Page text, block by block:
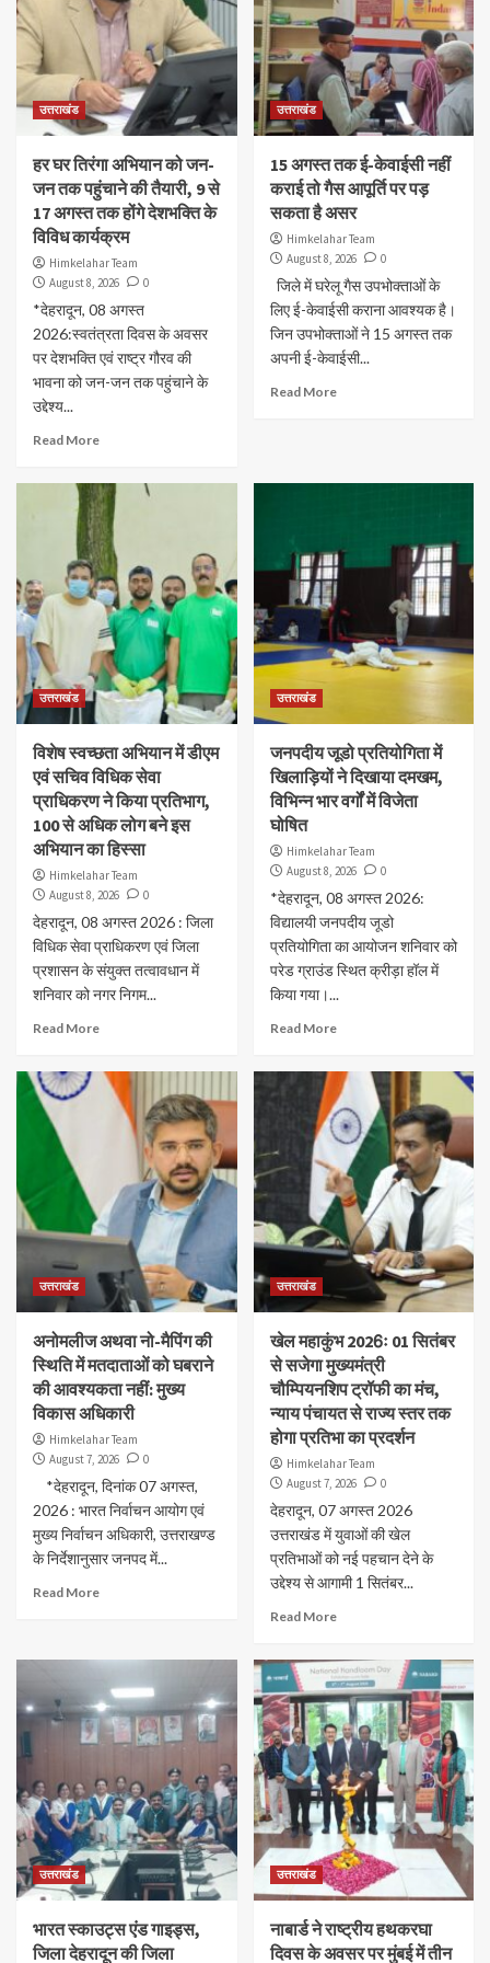
उत्तराखंड
हर घर तिरंगा अभियान को जन-
जन तक पहुंचाने की तैयारी, 9 से
17 अगस्त तक होंगे देशभक्ति के
विविध कार्यक्रम
Himkelahar Team
August 8, 2026
0
*देहरादून, 08 अगस्त
2026:स्वतंत्रता दिवस के अवसर
पर देशभक्ति एवं राष्ट्र गौरव की
भावना को जन-जन तक पहुंचाने के
उद्देश्य...
Read More
उत्तराखंड
15 अगस्त तक ई-केवाईसी नहीं
कराई तो गैस आपूर्ति पर पड़
सकता है असर
Himkelahar Team
August 8, 2026
0
जिले में घरेलू गैस उपभोक्ताओं के
लिए ई-केवाईसी कराना आवश्यक है।
जिन उपभोक्ताओं ने 15 अगस्त तक
अपनी ई-केवाईसी...
Read More
उत्तराखंड
विशेष स्वच्छता अभियान में डीएम
एवं सचिव विधिक सेवा
प्राधिकरण ने किया प्रतिभाग,
100 से अधिक लोग बने इस
अभियान का हिस्सा
Himkelahar Team
August 8, 2026
0
देहरादून, 08 अगस्त 2026 : जिला
विधिक सेवा प्राधिकरण एवं जिला
प्रशासन के संयुक्त तत्वावधान में
शनिवार को नगर निगम...
Read More
उत्तराखंड
जनपदीय जूडो प्रतियोगिता में
खिलाड़ियों ने दिखाया दमखम,
विभिन्न भार वर्गों में विजेता
घोषित
Himkelahar Team
August 8, 2026
0
*देहरादून, 08 अगस्त 2026:
विद्यालयी जनपदीय जूडो
प्रतियोगिता का आयोजन शनिवार को
परेड ग्राउंड स्थित क्रीड़ा हॉल में
किया गया।...
Read More
उत्तराखंड
अनोमलीज अथवा नो-मैपिंग की
स्थिति में मतदाताओं को घबराने
की आवश्यकता नहीं: मुख्य
विकास अधिकारी
Himkelahar Team
August 7, 2026
0
*देहरादून, दिनांक 07 अगस्त,
2026 : भारत निर्वाचन आयोग एवं
मुख्य निर्वाचन अधिकारी, उत्तराखण्ड
के निर्देशानुसार जनपद में...
Read More
उत्तराखंड
खेल महाकुंभ 2026ः 01 सितंबर
से सजेगा मुख्यमंत्री
चौम्पियनशिप ट्रॉफी का मंच,
न्याय पंचायत से राज्य स्तर तक
होगा प्रतिभा का प्रदर्शन
Himkelahar Team
August 7, 2026
0
देहरादून, 07 अगस्त 2026
उत्तराखंड में युवाओं की खेल
प्रतिभाओं को नई पहचान देने के
उद्देश्य से आगामी 1 सितंबर...
Read More
उत्तराखंड
भारत स्काउट्स एंड गाइड्स,
जिला देहरादून की जिला
उत्तराखंड
नाबार्ड ने राष्ट्रीय हथकरघा
दिवस के अवसर पर मुंबई में तीन